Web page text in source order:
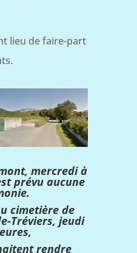
lieu de faire-part
mercredi à
prévu aucune
cimetière de
Tréviers, jeudi
rendre